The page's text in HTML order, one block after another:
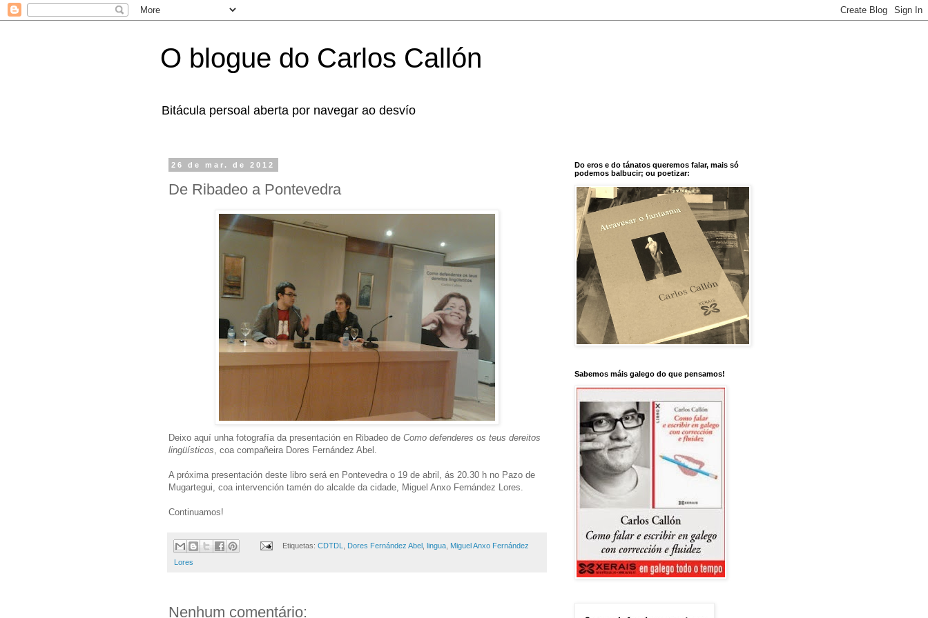
O blogue do Carlos Callón
Bitácula persoal aberta por navegar ao desvío
26 de mar. de 2012
De Ribadeo a Pontevedra
Deixo aquí unha fotografía da presentación en Ribadeo de Como defenderes os teus dereitos
lingüísticos , coa compañeira Dores Fernández Abel.
A próxima presentación deste libro será en Pontevedra o 19 de abril, ás 20.30 h no Pazo de
Mugartegui, coa intervención tamén do alcalde da cidade, Miguel Anxo Fernández Lores.
Continuamos!
Etiquetas: CDTDL Dores Fernández Abel, lingua, Miguel Anxo Fernández
Lores
Nenhum comentário:
Do eros e do tánatos queremos falar, mais só
podemos balbucir; ou poetizar:
Sabemos máis galego do que pensamos!